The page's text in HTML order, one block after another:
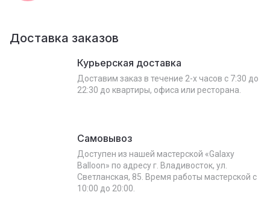
Доставка заказов
Курьерская доставка
Доставим заказ в течение 2-х часов с 7:30 до
22:30 до квартиры, офиса или ресторана.
Самовывоз
Доступен из нашей мастерской «Galaxy
Balloon» по адресу г. Владивосток, ул.
Светланская, 85. Время работы мастерской с
10:00 до 20:00.